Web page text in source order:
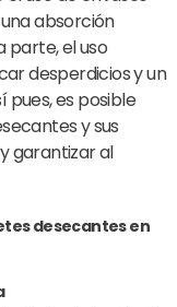
absorción
parte, el uso
desperdicios y un
pues, es posible
y sus
garantizar al
desecantes en